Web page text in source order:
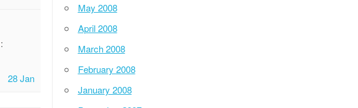
:
28 Jan
May 2008
April 2008
March 2008
February 2008
January 2008